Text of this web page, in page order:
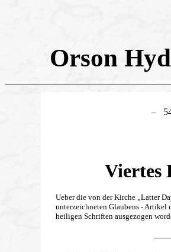
Orson
–
Viertes
Ueber die von der Kirche „Latter
unterzeichneten Glaubens - Artikel
heiligen Schriften ausgezogen